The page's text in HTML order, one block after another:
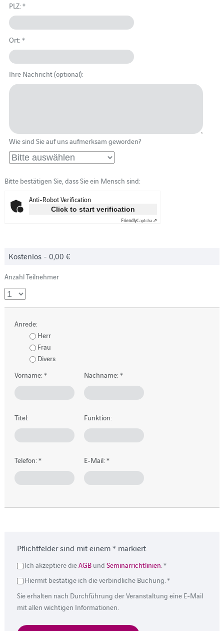
PLZ: *
Ort: *
Ihre Nachricht (optional):
Wie sind Sie auf uns aufmerksam geworden?
Bitte bestätigen Sie, dass Sie ein Mensch sind:
Anti-Robot Verification
Click to start verification
FriendlyCaptcha ⇗
Kostenlos - 0,00 €
Anzahl Teilnehmer
Anrede:
Herr
Frau
Divers
Vorname: * Nachname:*
Titel: Funktion:
Telefon: * E-Mail:*
Pflichtfelder sind mit einem * markiert.
Ich akzeptiere dieAGBund Seminarrichtlinien. *
Hiermit bestätige ich die verbindliche Buchung. *
Sie erhalten nach Durchführung der Veranstaltung eine E-Mail
mit allen wichtigen Informationen.